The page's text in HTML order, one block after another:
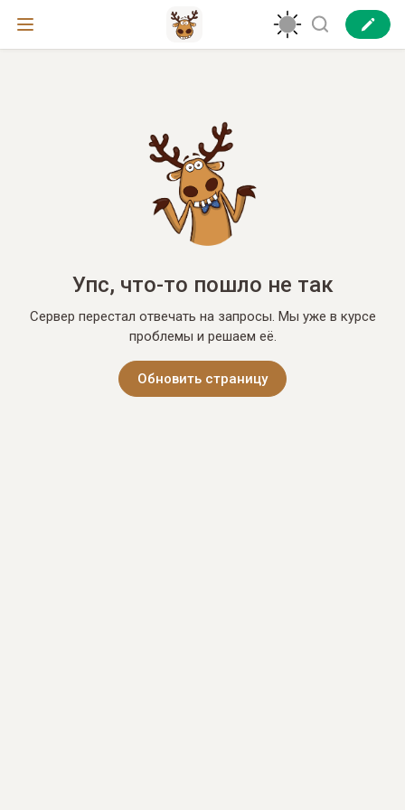
Упс, что-то пошло не так
Сервер перестал отвечать на запросы. Мы уже в курсе
проблемы и решаем её.
Обновить страницу